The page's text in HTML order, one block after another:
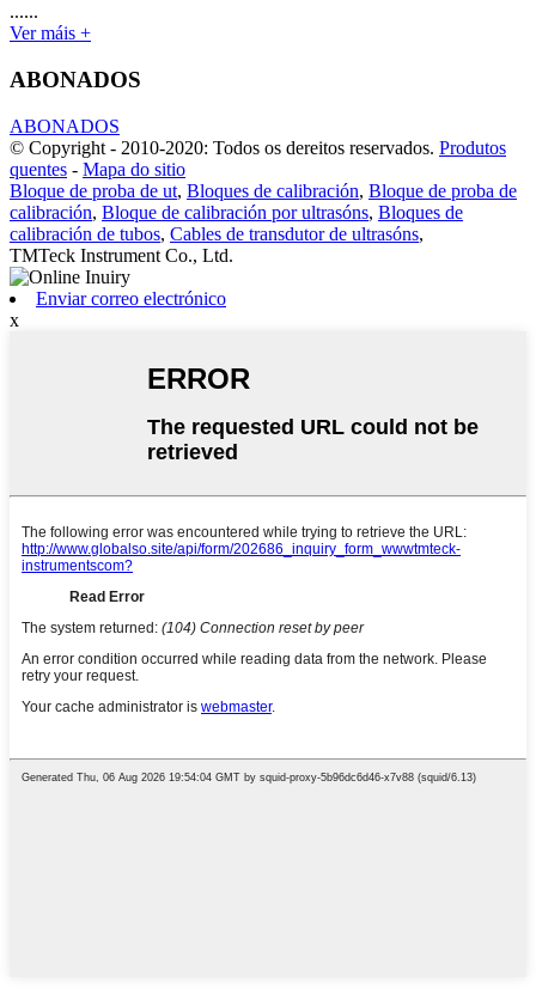
......
Ver máis +
ABONADOS
ABONADOS
© Copyright - 2010-2020: Todos os dereitos reservados. Produtos
quentes - Mapa do sitio
Bloque de proba de ut, Bloques de calibración, Bloque de proba de
calibración, Bloque de calibración por ultrasóns, Bloques de
calibración de tubos, Cables de transdutor de ultrasóns,
TMTeck Instrument Co., Ltd.
Enviar correo electrónico
x